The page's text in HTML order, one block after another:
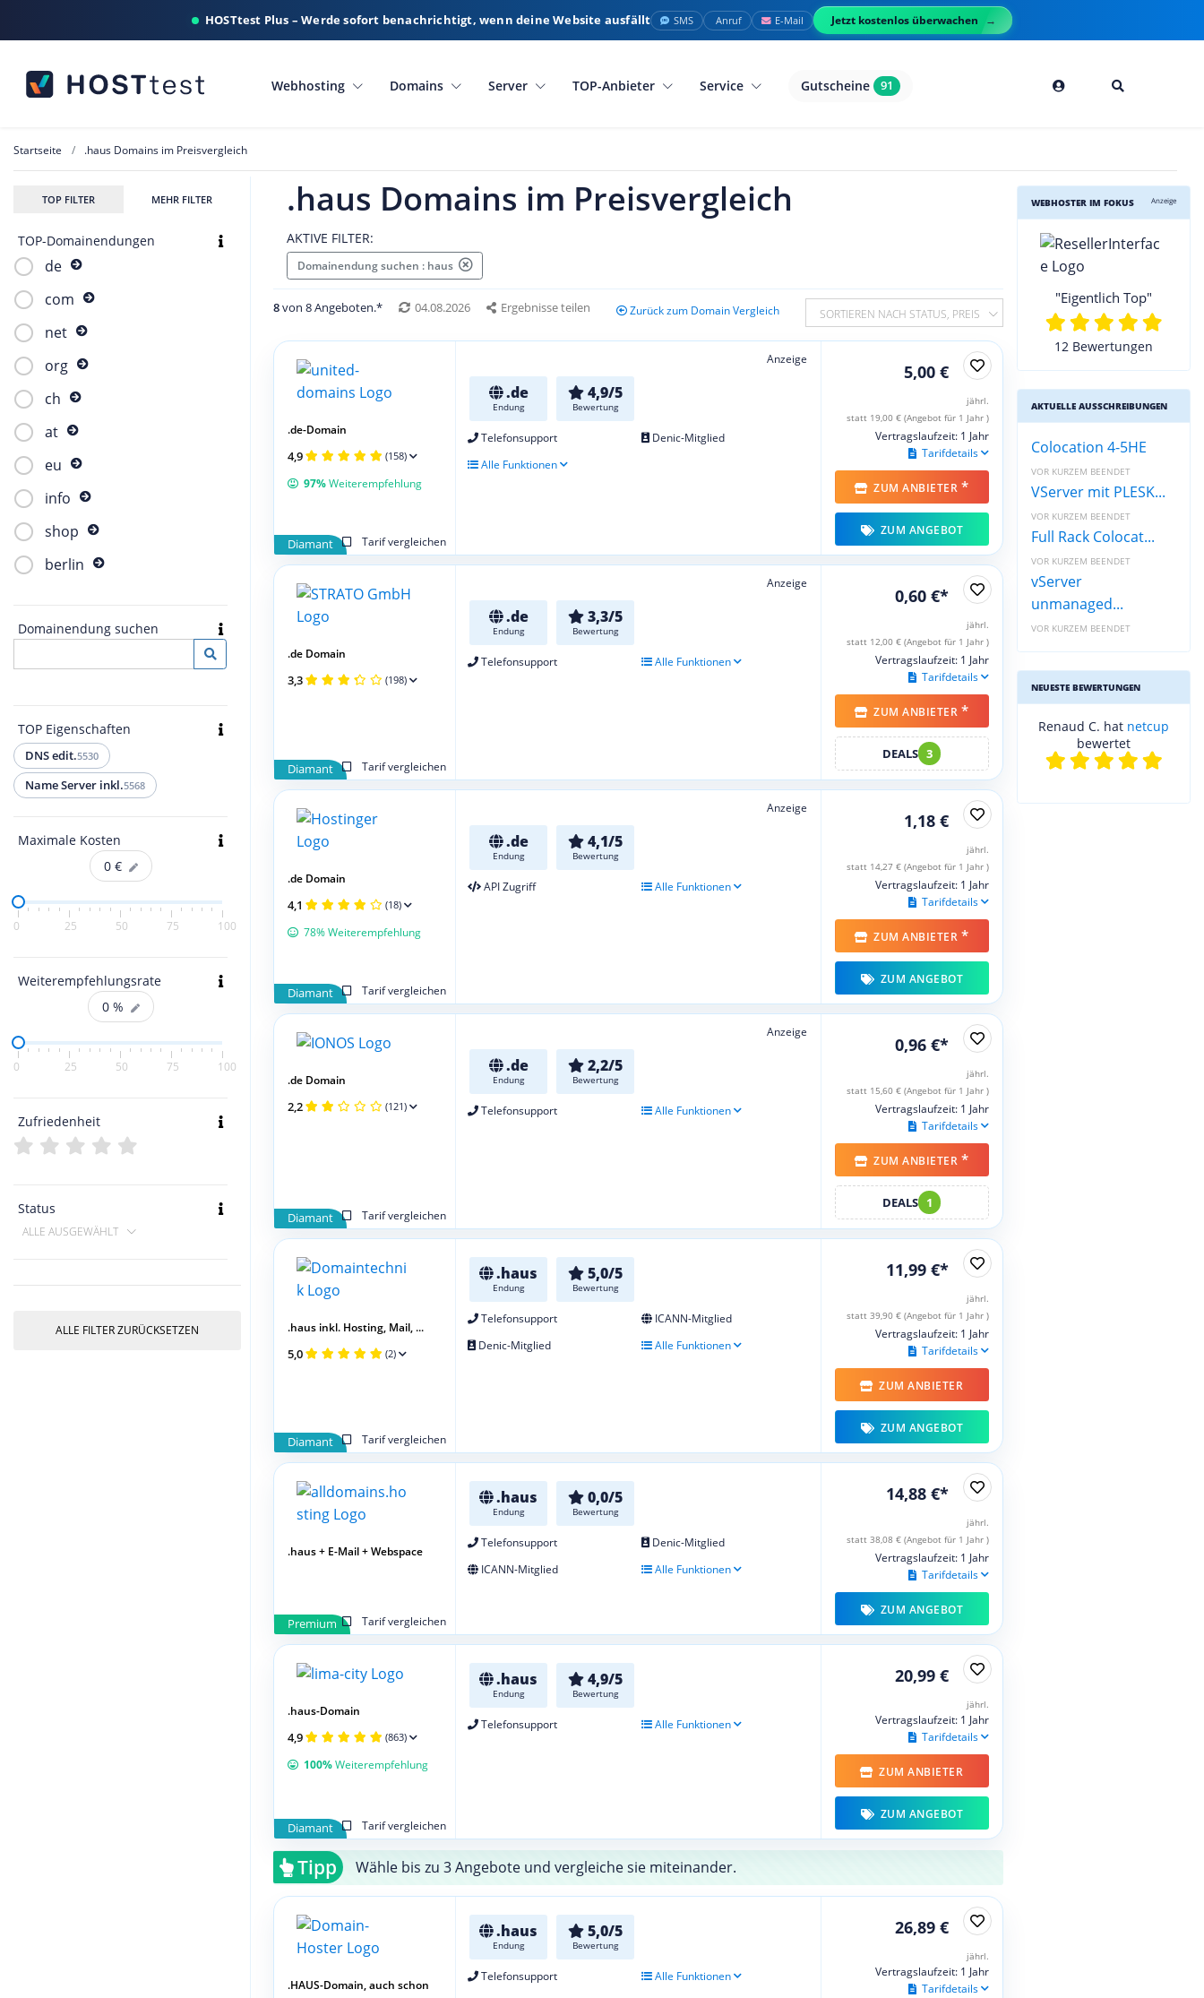
HOSTtest Plus – Werde sofort benachrichtigt, wenn deine Website ausfällt SMS Anruf E-Mail Jetzt kostenlos überwachen
Webhosting Domains Server TOP-Anbieter Service Gutscheine 91
Startseite .haus Domains im Preisvergleich
TOP FILTER MEHR FILTER
TOP-Domainendungen
de
com
net
org
ch
at
eu
info
shop
berlin
Domainendung suchen
TOP Eigenschaften
DNS edit.5530
Name Server inkl.5568
Maximale Kosten
0 €
0 25 50 75 100
Weiterempfehlungsrate
0 %
0 25 50 75 100
Zufriedenheit
Status
ALLE AUSGEWÄHLT
ALLE FILTER ZURÜCKSETZEN
.haus Domains im Preisvergleich
AKTIVE FILTER:
Domainendung suchen : haus
8von 8 Angeboten.* 04.08.2026 Ergebnisse teilen Zurück zum Domain Vergleich SORTIEREN NACH STATUS, PREIS
Anzeige
.de
Endung
4,9/5
Bewertung
Telefonsupport
Denic-Mitglied
Alle Funktionen
Diamant Tarif vergleichen
.de-Domain
4,9 (158)
97%Weiterempfehlung
5,00 €
jährl.
statt 19,00 € (Angebot für 1 Jahr )
Vertragslaufzeit: 1 Jahr
Tarifdetails
ZUM ANBIETER *
ZUM ANGEBOT
Anzeige
.de
Endung
3,3/5
Bewertung
Telefonsupport Alle Funktionen
Diamant Tarif vergleichen
.de Domain
3,3 (198)
0,60 €*
jährl.
statt 12,00 € (Angebot für 1 Jahr )
Vertragslaufzeit: 1 Jahr
Tarifdetails
ZUM ANBIETER *
DEALS 3
Anzeige
.de
Endung
4,1/5
Bewertung
API Zugriff Alle Funktionen
Diamant Tarif vergleichen
.de Domain
4,1 (18)
78% Weiterempfehlung
1,18 €
jährl.
statt 14,27 € (Angebot für 1 Jahr )
Vertragslaufzeit: 1 Jahr
Tarifdetails
ZUM ANBIETER *
ZUM ANGEBOT
Anzeige
.de
Endung
2,2/5
Bewertung
Telefonsupport Alle Funktionen
Diamant Tarif vergleichen
.de Domain
2,2 (121)
0,96 €*
jährl.
statt 15,60 € (Angebot für 1 Jahr )
Vertragslaufzeit: 1 Jahr
Tarifdetails
ZUM ANBIETER *
DEALS 1
.haus
Endung
5,0/5
Bewertung
Telefonsupport
ICANN-Mitglied
Denic-Mitglied
Alle Funktionen
Diamant Tarif vergleichen
.haus inkl. Hosting, Mail, ...
5,0 (2)
11,99 €*
jährl.
statt 39,90 € (Angebot für 1 Jahr )
Vertragslaufzeit: 1 Jahr
Tarifdetails
ZUM ANBIETER
ZUM ANGEBOT
.haus
Endung
0,0/5
Bewertung
Telefonsupport
Denic-Mitglied
ICANN-Mitglied
Alle Funktionen
Premium Tarif vergleichen
.haus + E-Mail + Webspace
14,88 €*
jährl.
statt 38,08 € (Angebot für 1 Jahr )
Vertragslaufzeit: 1 Jahr
Tarifdetails
ZUM ANGEBOT
.haus
Endung
4,9/5
Bewertung
Telefonsupport Alle Funktionen
Diamant Tarif vergleichen
.haus-Domain
4,9 (863)
100%Weiterempfehlung
20,99 €
jährl.
Vertragslaufzeit: 1 Jahr
Tarifdetails
ZUM ANBIETER
ZUM ANGEBOT
Tipp Wähle bis zu 3 Angebote und vergleiche sie miteinander.
.haus
Endung
5,0/5
Bewertung
Telefonsupport Alle Funktionen
.HAUS-Domain, auch schon
26,89 €
jährl.
Vertragslaufzeit: 1 Jahr
Tarifdetails
WEBHOSTER IM FOKUS Anzeige
"Eigentlich Top"
12 Bewertungen
AKTUELLE AUSSCHREIBUNGEN
Colocation 4-5HE
VOR KURZEM BEENDET
VServer mit PLESK...
VOR KURZEM BEENDET
Full Rack Colocat...
VOR KURZEM BEENDET
vServer
unmanaged...
VOR KURZEM BEENDET
NEUESTE BEWERTUNGEN
Renaud C. hat netcup
bewertet